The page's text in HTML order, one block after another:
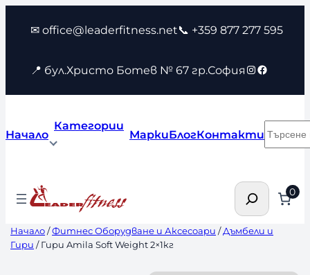
съдържанието
✉ office@leaderfitness.net📞 +359 877 277 595
📍 бул.Христо Ботев № 67 гр.София Instagram
Facebook
Начало
Категории
МаркиБлогКонтакти
Търсене 0
Начало/Фитнес Оборудване и Аксесоари /Дъмбели и
Гири / Гири Amila Soft Weight 2×1кг